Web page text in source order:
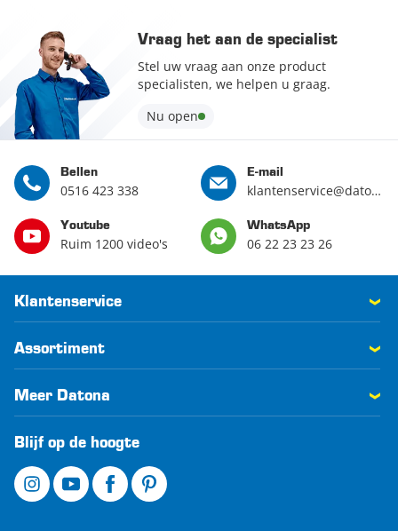
Vraag het aan de specialist
Stel uw vraag aan onze product
specialisten, we helpen u graag.
Nu open
Bellen
0516 423 338
E-mail
klantenservice@datona.nl
Youtube
Ruim 1200 video's
WhatsApp
06 22 23 23 26
Klantenservice
Assortiment
Meer Datona
Blijf op de hoogte